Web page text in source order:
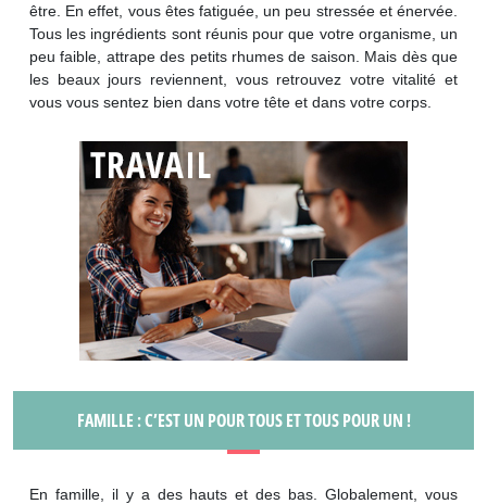
être. En effet, vous êtes fatiguée, un peu stressée et énervée.
Tous les ingrédients sont réunis pour que votre organisme, un
peu faible, attrape des petits rhumes de saison. Mais dès que
les beaux jours reviennent, vous retrouvez votre vitalité et
vous vous sentez bien dans votre tête et dans votre corps.
FAMILLE : C’EST UN POUR TOUS ET TOUS POUR UN !
En famille, il y a des hauts et des bas. Globalement, vous